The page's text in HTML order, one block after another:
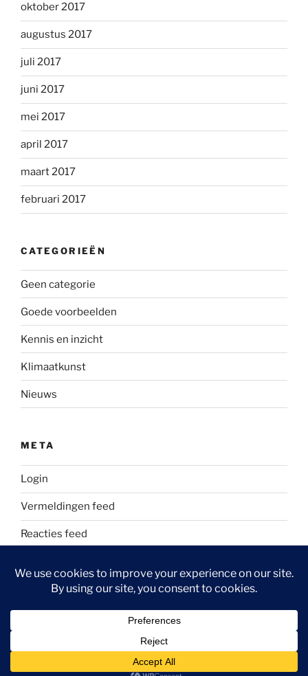
oktober 2017
augustus 2017
juli 2017
juni 2017
mei 2017
april 2017
maart 2017
februari 2017
CATEGORIEËN
Geen categorie
Goede voorbeelden
Kennis en inzicht
Klimaatkunst
Nieuws
META
Login
Vermeldingen feed
Reacties feed
Ondersteund door WordPress